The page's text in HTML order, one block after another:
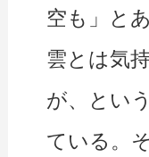
空も」と
雲とは気
が、とい
ている。